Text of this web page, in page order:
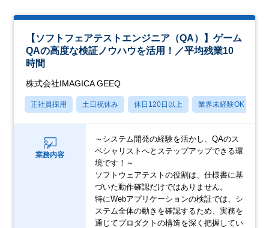
【ソフトフェアテストエンジニア（QA）】ゲーム
QAの高度な検証ノウハウを活用！／平均残業10
時間
株式会社IMAGICA GEEQ
正社員採用 土日祝休み 休日120日以上 業界未経験OK
業務内容
～システム開発の経験を活かし、QAのス
ペシャリストへとステップアップできる環
境です！～
ソフトウェアテストの役割は、仕様書に基
づいた動作確認だけではありません。
特にWebアプリケーションの検証では、シ
ステム全体の動きを確認するため、実務を
通じてプロダクトの構造を深く把握してい